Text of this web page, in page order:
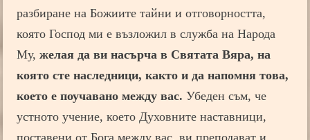
разбиране на Божиите тайни и отговорността,
която Господ ми е възложил в служба на Народа
Му,желая да ви насърча в Святата Вяра, на
която сте наследници, както и да напомня това,
което е поучавано между вас. Убеден съм, че
устното учение, което Духовните наставници,
поставени от Бога между вас, ви преподават и